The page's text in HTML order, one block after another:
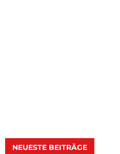
NEUESTE BEITRÄGE